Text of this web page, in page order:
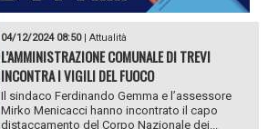
04/12/2024 08:50| Attualità
L’AMMINISTRAZIONE COMUNALE DI TREVI
INCONTRA I VIGILI DEL FUOCO
Il sindaco Ferdinando Gemma e l’assessore
Mirko Menicacci hanno incontrato il capo
distaccamento del Corpo Nazionale dei...